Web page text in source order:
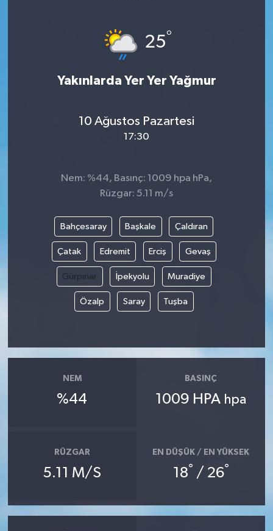
25°
Yakınlarda Yer Yer Yağmur
10 Ağustos Pazartesi
17:30
Nem: %44, Basınç: 1009 hpa hPa,
Rüzgar: 5.11 m/s
Bahçesaray Başkale Çaldıran
Çatak Edremit Erciş Gevaş
Gürpınar İpekyolu Muradiye
Özalp Saray Tuşba
NEM
%44
BASINÇ
1009 HPA hpa
RÜZGAR
5.11 M/S
EN DÜŞÜK / EN YÜKSEK
18° / 26°